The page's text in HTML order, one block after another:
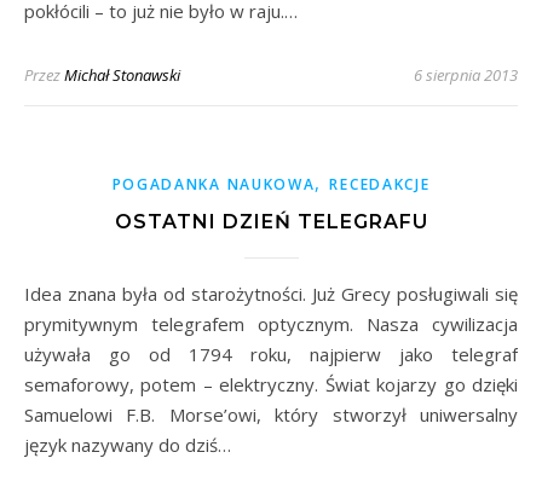
pokłócili – to już nie było w raju.…
PrzezMichał Stonawski 6 sierpnia 2013
POGADANKA NAUKOWA,RECEDAKCJE
OSTATNI DZIEŃ TELEGRAFU
Idea znana była od starożytności. Już Grecy posługiwali się
prymitywnym telegrafem optycznym. Nasza cywilizacja
używała go od 1794 roku, najpierw jako telegraf
semaforowy, potem – elektryczny. Świat kojarzy go dzięki
Samuelowi F.B. Morse’owi, który stworzył uniwersalny
język nazywany do dziś…